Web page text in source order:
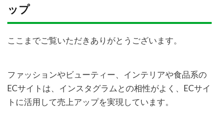
ップ
ここまでご覧いただきありがとうございます。
ファッションやビューティー、インテリアや食品系の
ECサイトは、インスタグラムとの相性がよく、ECサイ
トに活用して売上アップを実現しています。